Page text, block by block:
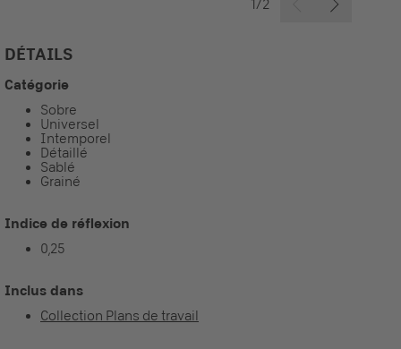
1/2
DÉTAILS
Catégorie
Sobre
Universel
Intemporel
Détaillé
Sablé
Grainé
Indice de réflexion
0,25
Inclus dans
Collection Plans de travail